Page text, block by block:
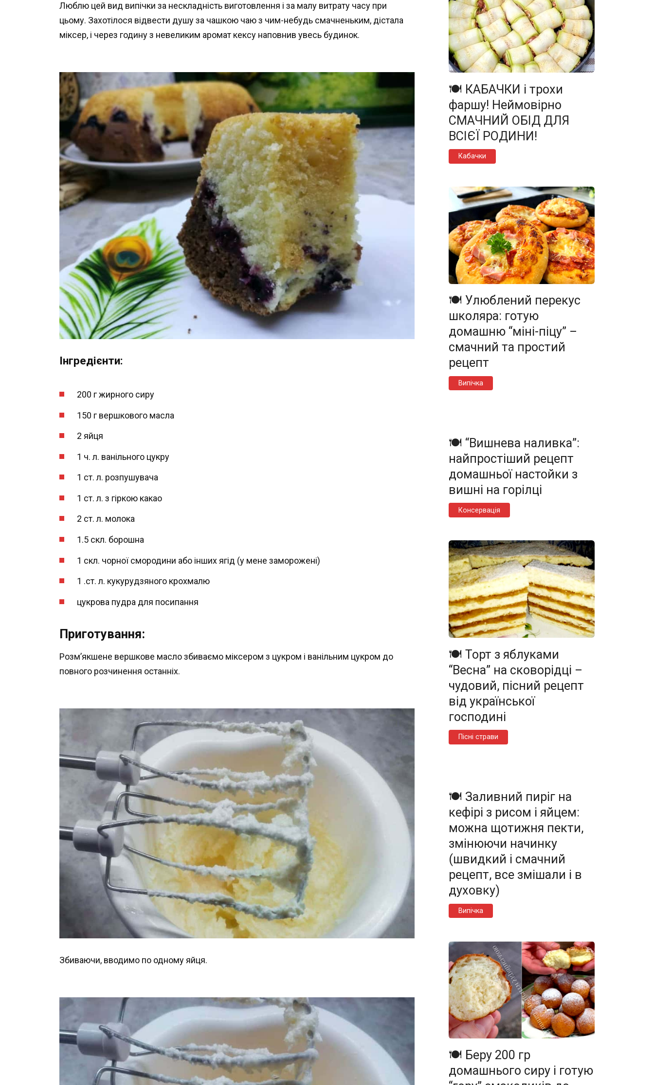
Люблю цей вид випічки за нескладність виготовлення і за малу витрату часу при
цьому. Захотілося відвести душу за чашкою чаю з чим-небудь смачненьким, дістала
міксер, і через годину з невеликим аромат кексу наповнив увесь будинок.
Інгредієнти:
200 г жирного сиру
150 г вершкового масла
2 яйця
1 ч. л. ванільного цукру
1 ст. л. розпушувача
1 ст. л. з гіркою какао
2 ст. л. молока
1.5 скл. борошна
1 скл. чорної смородини або інших ягід (у мене заморожені)
1 .ст. л. кукурудзяного крохмалю
цукрова пудра для посипання
Приготування:
Розм’якшене вершкове масло збиваємо міксером з цукром і ванільним цукром до
повного розчинення останніх.
Збиваючи, вводимо по одному яйця.
🍽️ КАБАЧКИ і трохи
фаршу! Неймовірно
СМАЧНИЙ ОБІД ДЛЯ
ВСІЄЇ РОДИНИ!
Кабачки
🍽️ Улюблений перекус
школяра: готую
домашню “міні-піцу” –
смачний та простий
рецепт
Випічка
🍽️ “Вишнева наливка”:
найпростіший рецепт
домашньої настойки з
вишні на горілці
Консервація
🍽️ Торт з яблуками
“Весна” на сковорідці –
чудовий, пісний рецепт
від української
господині
Пісні страви
🍽️ Заливний пиріг на
кефірі з рисом і яйцем:
можна щотижня пекти,
змінюючи начинку
(швидкий і смачний
рецепт, все змішали і в
духовку)
Випічка
🍽️ Беру 200 гр
домашнього сиру і готую